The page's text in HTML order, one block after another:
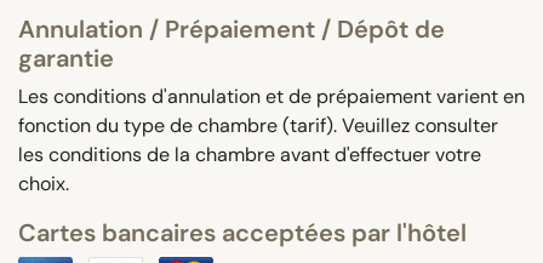
Annulation / Prépaiement / Dépôt de
garantie
Les conditions d'annulation et de prépaiement varient en
fonction du type de chambre (tarif). Veuillez consulter
les conditions de la chambre avant d'effectuer votre
choix.
Cartes bancaires acceptées par l'hôtel